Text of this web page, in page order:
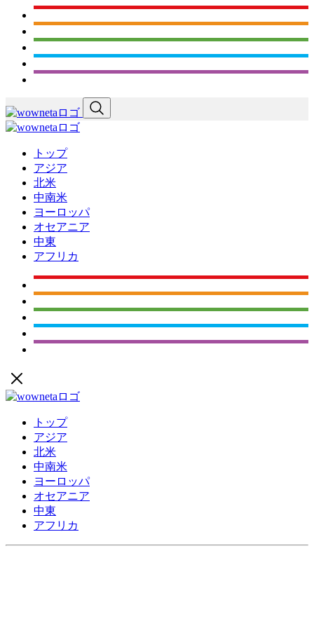
トップ
アジア
北米
中南米
ヨーロッパ
オセアニア
中東
アフリカ
トップ
アジア
北米
中南米
ヨーロッパ
オセアニア
中東
アフリカ